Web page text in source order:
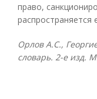
право,
распространяется
Орлов А.С.,
словарь. 2-е изд.